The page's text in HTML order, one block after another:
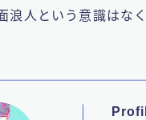
浪人という意識はな